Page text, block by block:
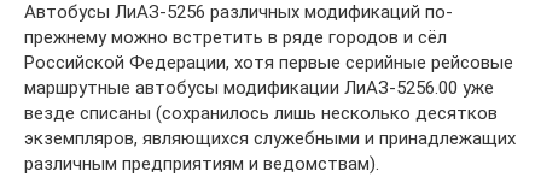
Автобусы ЛиАЗ-5256 различных модификаций по-
прежнему можно встретить в ряде городов и сёл
Российской Федерации, хотя первые серийные рейсовые
маршрутные автобусы модификации ЛиАЗ-5256.00 уже
везде списаны (сохранилось лишь несколько десятков
экземпляров, являющихся служебными и принадлежащих
различным предприятиям и ведомствам).